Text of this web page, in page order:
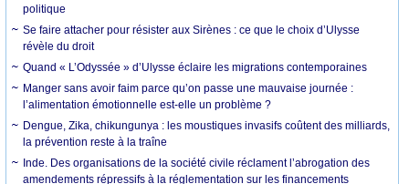
politique
Se faire attacher pour résister aux Sirènes : ce que le choix d’Ulysse
révèle du droit
Quand « L’Odyssée » d’Ulysse éclaire les migrations contemporaines
Manger sans avoir faim parce qu’on passe une mauvaise journée :
l’alimentation émotionnelle est-elle un problème ?
Dengue, Zika, chikungunya : les moustiques invasifs coûtent des milliards,
la prévention reste à la traîne
Inde. Des organisations de la société civile réclament l’abrogation des
amendements répressifs à la réglementation sur les financements